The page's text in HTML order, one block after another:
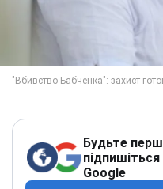
Будьте
Google